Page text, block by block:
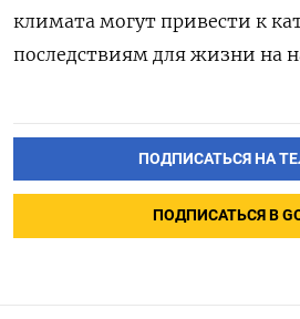
климата могут привести к
последствиям для жизни на
ПОДПИСАТЬСЯ НА
ПОДПИСАТЬСЯ В